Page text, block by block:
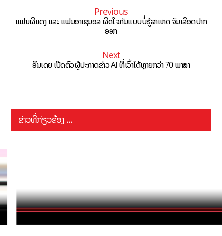
Previous
ແຟນຜີແດງ ແລະ ແຟນອາເຊນອລ ຜິດໃຈກັນແບບບໍ່ຮູ້ສາເຫດ ຈົນເລືອດປາກ
ອອກ
Next
ອິນເດຍ ເປີດຕົວຜູ້ປະກາດຂ່າວ AI ທີ່ເວົ້າໄດ້ຫຼາຍກວ່າ 70 ພາສາ
ຂ່າວທີ່ກ່ຽວຂ້ອງ ...